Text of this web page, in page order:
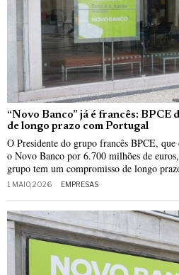
“Novo Banco” já é francês: BPCE
de longo prazo com Portugal
O Presidente do grupo francês BPCE,
o Novo Banco por 6.700 milhões de
grupo tem um compromisso de longo
1 MAIO, 2026 EMPRESAS